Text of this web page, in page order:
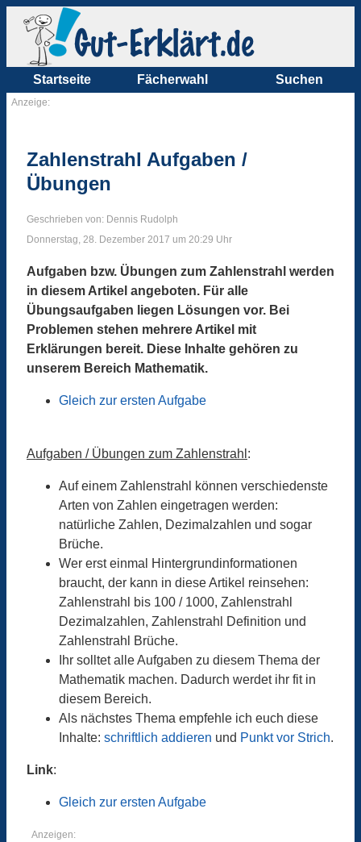
Startseite Fächerwahl Suchen
Anzeige:
Zahlenstrahl Aufgaben /
Übungen
Geschrieben von: Dennis Rudolph
Donnerstag, 28. Dezember 2017 um 20:29 Uhr
Aufgaben bzw. Übungen zum Zahlenstrahl werden
in diesem Artikel angeboten. Für alle
Übungsaufgaben liegen Lösungen vor. Bei
Problemen stehen mehrere Artikel mit
Erklärungen bereit. Diese Inhalte gehören zu
unserem Bereich Mathematik.
Gleich zur ersten Aufgabe
Aufgaben / Übungen zum Zahlenstrahl :
Auf einem Zahlenstrahl können verschiedenste
Arten von Zahlen eingetragen werden:
natürliche Zahlen, Dezimalzahlen und sogar
Brüche.
Wer erst einmal Hintergrundinformationen
braucht, der kann in diese Artikel reinsehen:
Zahlenstrahl bis 100 / 1000, Zahlenstrahl
Dezimalzahlen, Zahlenstrahl Definition und
Zahlenstrahl Brüche.
Ihr solltet alle Aufgaben zu diesem Thema der
Mathematik machen. Dadurch werdet ihr fit in
diesem Bereich.
Als nächstes Thema empfehle ich euch diese
Inhalte: schriftlich addieren und Punkt vor Strich.
Link:
Gleich zur ersten Aufgabe
Anzeigen: